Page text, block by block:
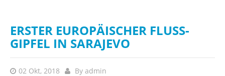
ERSTER EUROPÄISCHER FLUSS-
GIPFEL IN SARAJEVO
02 Okt, 2018 By admin